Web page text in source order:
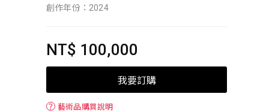
創作年份：2024
NT$ 100,000
我要訂購
？ 藝術品購買說明